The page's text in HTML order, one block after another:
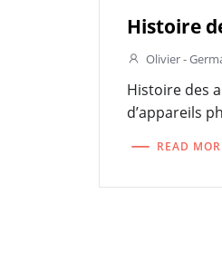
Histoire
Olivier -
Histoire des
d’appareils
READ